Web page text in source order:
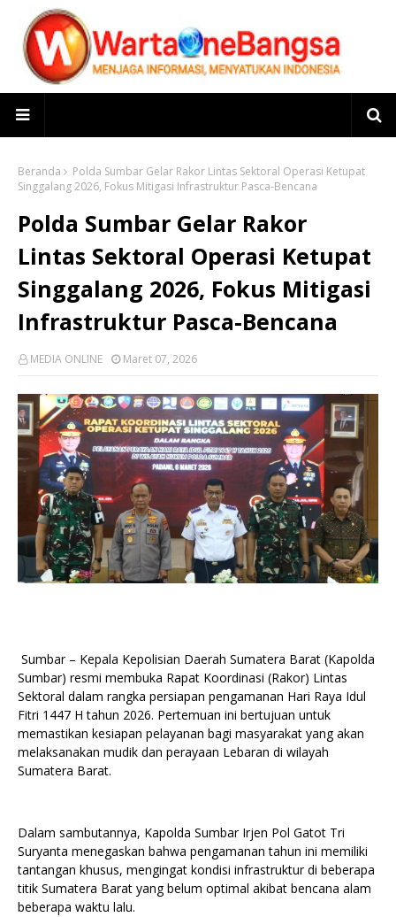
Beranda
Polda Sumbar Gelar Rakor Lintas Sektoral Operasi Ketupat
Singgalang 2026, Fokus Mitigasi Infrastruktur Pasca-Bencana
Polda Sumbar Gelar Rakor
Lintas Sektoral Operasi Ketupat
Singgalang 2026, Fokus Mitigasi
Infrastruktur Pasca-Bencana
MEDIA ONLINE Maret 07, 2026
Sumbar – Kepala Kepolisian Daerah Sumatera Barat (Kapolda
Sumbar) resmi membuka Rapat Koordinasi (Rakor) Lintas
Sektoral dalam rangka persiapan pengamanan Hari Raya Idul
Fitri 1447 H tahun 2026. Pertemuan ini bertujuan untuk
memastikan kesiapan pelayanan bagi masyarakat yang akan
melaksanakan mudik dan perayaan Lebaran di wilayah
Sumatera Barat.
Dalam sambutannya, Kapolda Sumbar Irjen Pol Gatot Tri
Suryanta menegaskan bahwa pengamanan tahun ini memiliki
tantangan khusus, mengingat kondisi infrastruktur di beberapa
titik Sumatera Barat yang belum optimal akibat bencana alam
beberapa waktu lalu.